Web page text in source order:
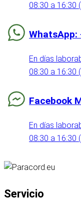
08:30 a 16:30
WhatsApp:
En días
08:30 a 16:30
Facebook
En días
08:30 a 16:30
Servicio